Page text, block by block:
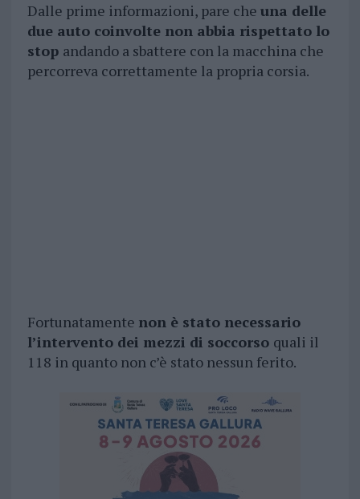
Dalle prime informazioni, pare che una delle
due auto coinvolte non abbia rispettato lo
stop andando a sbattere con la macchina che
percorreva correttamente la propria corsia.
Fortunatamente non è stato necessario
l’intervento dei mezzi di soccorso quali il
118 in quanto non c’è stato nessun ferito.